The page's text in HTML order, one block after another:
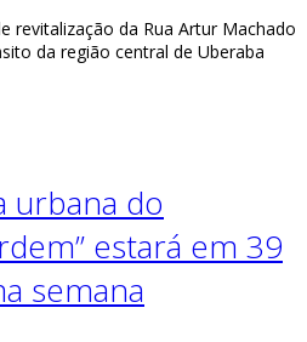
revitalização da Rua Artur Machado
da região central de Uberaba
urbana do
estará em 39
semana